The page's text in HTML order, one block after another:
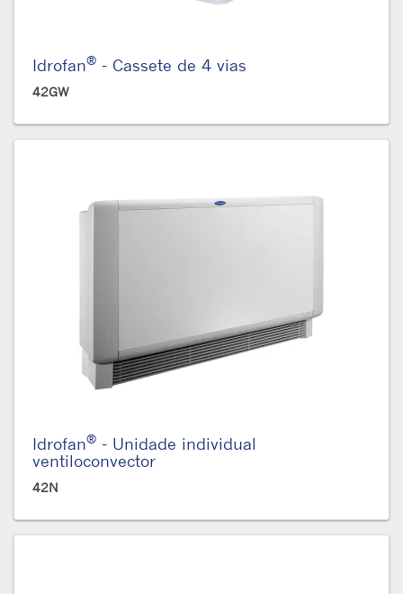
Idrofan® - Cassete de 4 vias
42GW
Idrofan® - Unidade individual
ventiloconvector
42N